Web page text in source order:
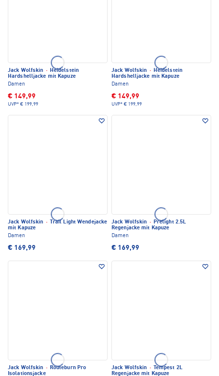
Jack Wolfskin · Heidelstein
Hardshelljacke mit Kapuze
Damen
€ 149,99
UVP* € 199,99
Jack Wolfskin · Heidelstein
Hardshelljacke mit Kapuze
Damen
€ 149,99
UVP* € 199,99
Jack Wolfskin ·
Trail Light Wendejacke
mit Kapuze
Damen
€ 169,99
Jack Wolfskin · Prelight 2.5L
Regenjacke mit Kapuze
Damen
€ 169,99
Jack Wolfskin · Routeburn Pro
Isolationsjacke
Jack Wolfskin ·
Tempest 2L
Regenjacke mit Kapuze